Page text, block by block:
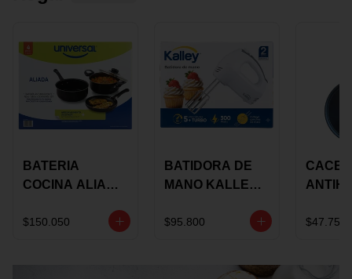
BATERIA
COCINA ALIADA
PIEZAS
$150.050
BATIDORA DE
MANO KALLEY
VELOCIDADES
$95.800
TAPA
$47.750